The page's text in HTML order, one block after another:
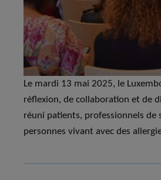
Le mardi 13 mai 2025, le
réflexion, de collaboration et de
réuni patients, professionnels de
personnes vivant avec des